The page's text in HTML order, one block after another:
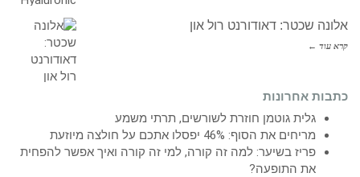
אלונה שכטר: דאודורנט רול און
קרא עוד ←
כתבות אחרונות
גלית גוטמן חוזרת לשורשים, תרתי משמע
מריחים את הסוף: 46% יפסלו אתכם על חולצה מיוזעת
פריז בשיער: למה זה קורה, למי זה קורה ואיך אפשר להפחית
את התופעה?